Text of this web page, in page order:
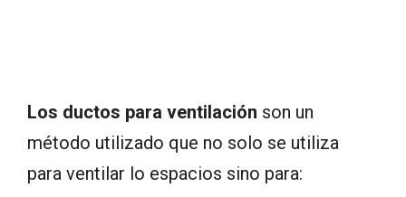
Los ductos para ventilación son un
método utilizado que no solo se utiliza
para ventilar lo espacios sino para: